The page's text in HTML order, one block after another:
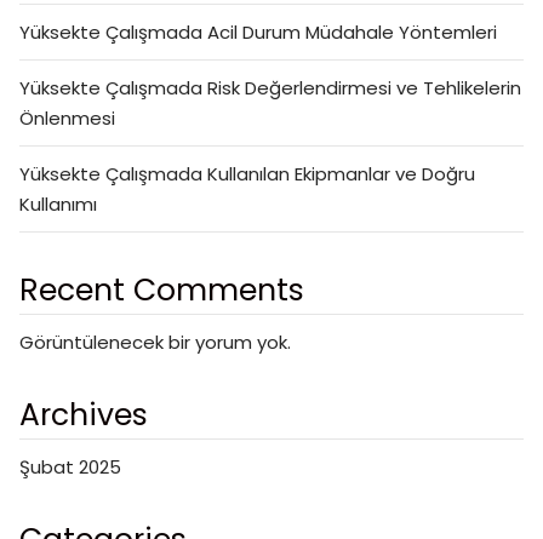
Yüksekte Çalışmada Acil Durum Müdahale Yöntemleri
Yüksekte Çalışmada Risk Değerlendirmesi ve Tehlikelerin
Önlenmesi
Yüksekte Çalışmada Kullanılan Ekipmanlar ve Doğru
Kullanımı
Recent Comments
Görüntülenecek bir yorum yok.
Archives
Şubat 2025